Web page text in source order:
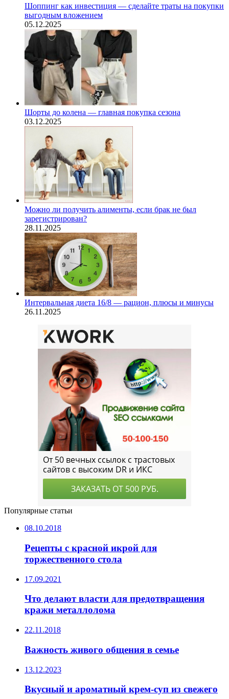
Шоппинг как инвестиция — сделайте траты на покупки
выгодным вложением
05.12.2025
Шорты до колена — главная покупка сезона
03.12.2025
Можно ли получить алименты, если брак не был
зарегистрирован?
28.11.2025
Интервальная диета 16/8 — рацион, плюсы и минусы
26.11.2025
Популярные статьи
08.10.2018
Рецепты с красной икрой для
торжественного стола
17.09.2021
Что делают власти для предотвращения
кражи металлолома
22.11.2018
Важность живого общения в семье
13.12.2023
Вкусный и ароматный крем-суп из свежего